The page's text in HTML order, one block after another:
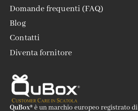
Domande frequenti (FAQ)
Blog
Contatti
Diventa fornitore
QuBox®è un marchio europeo registrato di